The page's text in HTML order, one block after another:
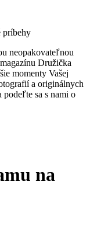
príbehy
neopakovateľnou
Družička
momenty Vašej
a originálnych
podeľte sa s nami o
na